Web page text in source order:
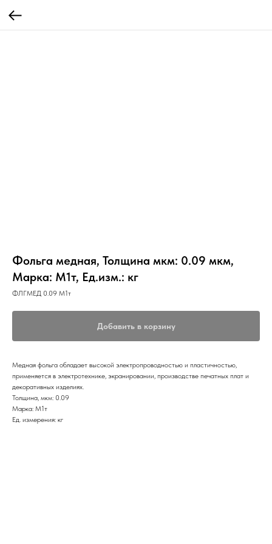
Фольга медная, Толщина мкм: 0.09 мкм,
Марка: М1т, Ед.изм.: кг
ФЛГМЕД 0.09 М1т
Добавить в корзину
Медная фольга обладает высокой электропроводностью и пластичностью,
применяется в электротехнике, экранировании, производстве печатных плат и
декоративных изделиях.
Толщина, мкм: 0.09
Марка: М1т
Ед. измерения: кг